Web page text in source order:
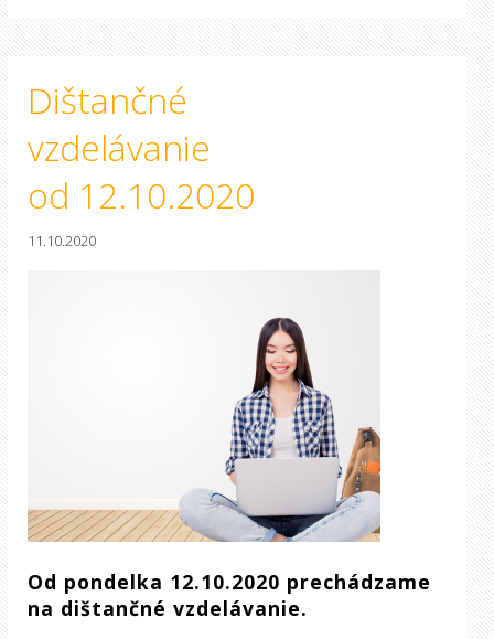
Dištančné
vzdelávanie
od 12.10.2020
11.10.2020
Od pondelka 12.10.2020 prechádzame
na dištančné vzdelávanie.